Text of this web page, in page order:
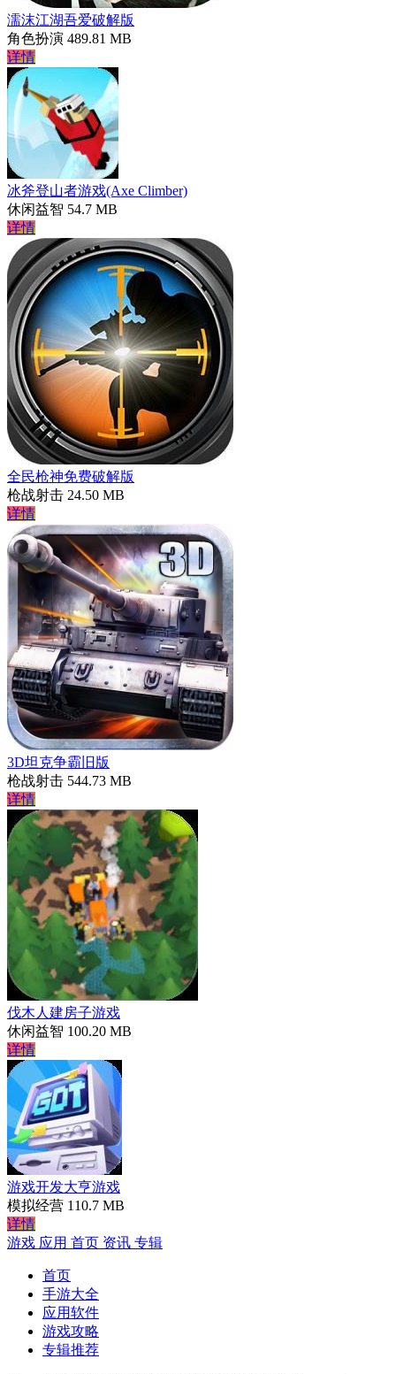
濡沫江湖吾爱破解版
角色扮演 489.81 MB
详情
冰斧登山者游戏(Axe Climber)
休闲益智 54.7 MB
详情
全民枪神免费破解版
枪战射击 24.50 MB
详情
3D坦克争霸旧版
枪战射击 544.73 MB
详情
伐木人建房子游戏
休闲益智 100.20 MB
详情
游戏开发大亨游戏
模拟经营 110.7 MB
详情
游戏 应用 首页 资讯 专辑
首页
手游大全
应用软件
游戏攻略
专辑推荐